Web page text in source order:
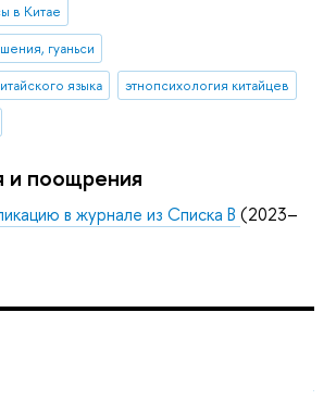
в Китае
гуаньси
языка
этнопсихология китайцев
поощрения
в журнале из Списка B (2023–